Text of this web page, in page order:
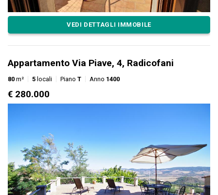
VEDI DETTAGLI IMMOBILE
Appartamento Via Piave, 4, Radicofani
80 m² 5 locali Piano T Anno 1400
€ 280.000